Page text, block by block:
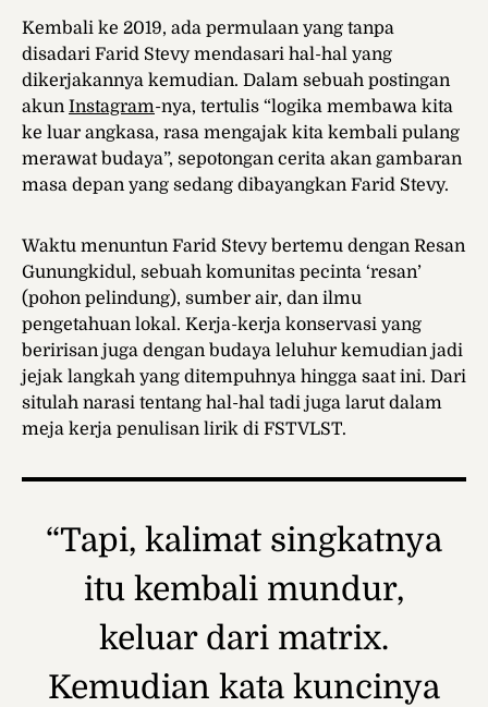
Kembali ke 2019, ada permulaan yang tanpa
disadari Farid Stevy mendasari hal-hal yang
dikerjakannya kemudian. Dalam sebuah postingan
akun Instagram-nya, tertulis “logika membawa kita
ke luar angkasa, rasa mengajak kita kembali pulang
merawat budaya”, sepotongan cerita akan gambaran
masa depan yang sedang dibayangkan Farid Stevy.
Waktu menuntun Farid Stevy bertemu dengan Resan
Gunungkidul, sebuah komunitas pecinta ‘resan’
(pohon pelindung), sumber air, dan ilmu
pengetahuan lokal. Kerja-kerja konservasi yang
beririsan juga dengan budaya leluhur kemudian jadi
jejak langkah yang ditempuhnya hingga saat ini. Dari
situlah narasi tentang hal-hal tadi juga larut dalam
meja kerja penulisan lirik di FSTVLST.
“Tapi, kalimat singkatnya
itu kembali mundur,
keluar dari matrix.
Kemudian kata kuncinya